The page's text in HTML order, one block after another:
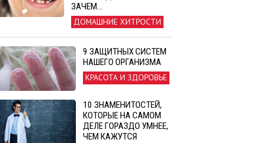
ЗАЧЕМ…
ДОМАШНИЕ ХИТРОСТИ
9 ЗАЩИТНЫХ СИСТЕМ
НАШЕГО ОРГАНИЗМА
КРАСОТА И ЗДОРОВЬЕ
10 ЗНАМЕНИТОСТЕЙ,
КОТОРЫЕ НА САМОМ
ДЕЛЕ ГОРАЗДО УМНЕЕ,
ЧЕМ КАЖУТСЯ